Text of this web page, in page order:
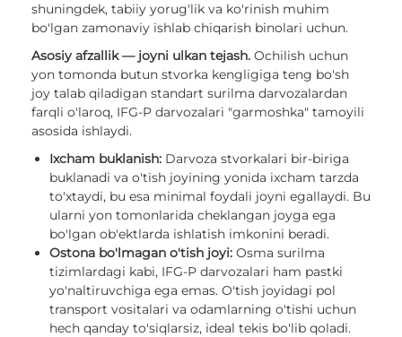
shuningdek, tabiiy yorug'lik va ko'rinish muhim
bo'lgan zamonaviy ishlab chiqarish binolari uchun.
Asosiy afzallik — joyni ulkan tejash. Ochilish uchun
yon tomonda butun stvorka kengligiga teng bo'sh
joy talab qiladigan standart surilma darvozalardan
farqli o'laroq, IFG-P darvozalari "garmoshka" tamoyili
asosida ishlaydi.
Ixcham buklanish: Darvoza stvorkalari bir-biriga
buklanadi va o'tish joyining yonida ixcham tarzda
to'xtaydi, bu esa minimal foydali joyni egallaydi. Bu
ularni yon tomonlarida cheklangan joyga ega
bo'lgan ob'ektlarda ishlatish imkonini beradi.
Ostona bo'lmagan o'tish joyi: Osma surilma
tizimlardagi kabi, IFG-P darvozalari ham pastki
yo'naltiruvchiga ega emas. O'tish joyidagi pol
transport vositalari va odamlarning o'tishi uchun
hech qanday to'siqlarsiz, ideal tekis bo'lib qoladi.